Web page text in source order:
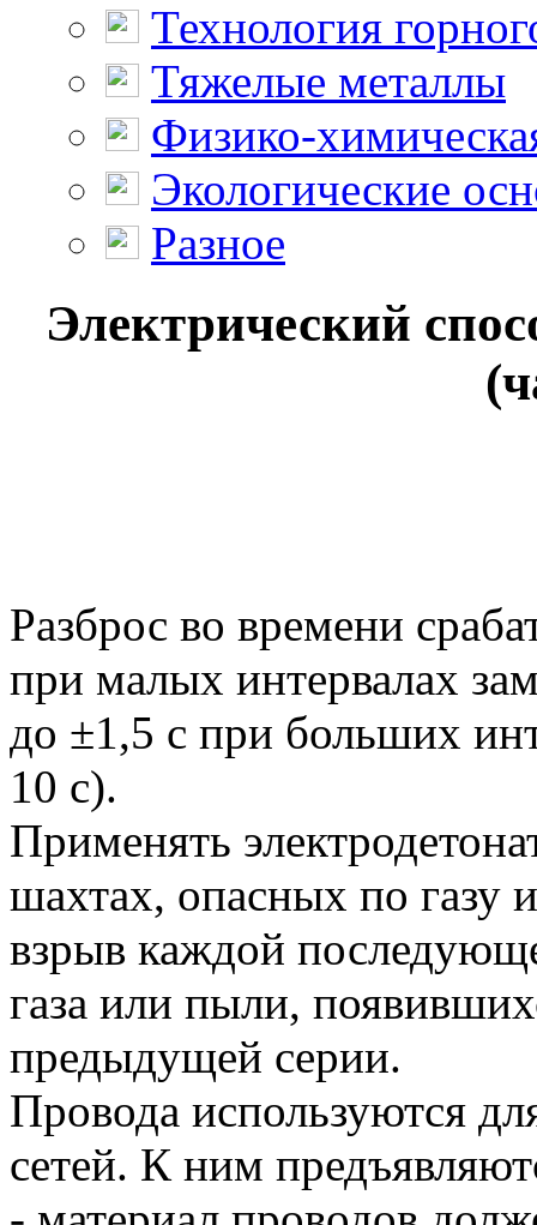
Технология
Тяжелые металлы
Физико-
Экологические
Разное
Электрический
Разброс во времени
при малых интервалах
до ±1,5 с при больших
10 с).
Применять
шахтах, опасных по газу
взрыв каждой
газа или пыли,
предыдущей серии.
Провода используются
сетей. К ним